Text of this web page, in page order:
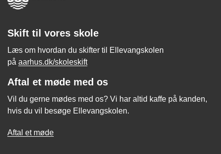
Skift til vores skole
Læs om hvordan du skifter til Ellevangskolen
på aarhus.dk/skoleskift
Aftal et møde med os
Vil du gerne mødes med os? Vi har altid kaffe på kanden,
hvis du vil besøge Ellevangskolen.
Aftal et møde